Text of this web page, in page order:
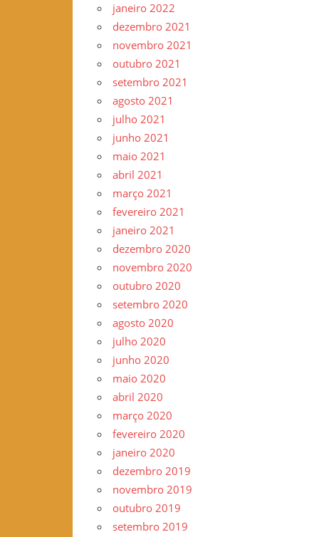
janeiro 2022
dezembro 2021
novembro 2021
outubro 2021
setembro 2021
agosto 2021
julho 2021
junho 2021
maio 2021
abril 2021
março 2021
fevereiro 2021
janeiro 2021
dezembro 2020
novembro 2020
outubro 2020
setembro 2020
agosto 2020
julho 2020
junho 2020
maio 2020
abril 2020
março 2020
fevereiro 2020
janeiro 2020
dezembro 2019
novembro 2019
outubro 2019
setembro 2019